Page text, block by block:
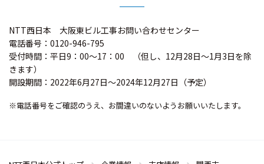
NTT西日本 大阪東ビル工事お問い合わせセンター
電話番号：0120-946-795
受付時間：平日9：00～17：00 （但し、12月28日～1月3日を除
きます）
開設期間：2022年6月27日～2024年12月27日（予定）
※電話番号をご確認のうえ、お間違いのないようお願いいたします。